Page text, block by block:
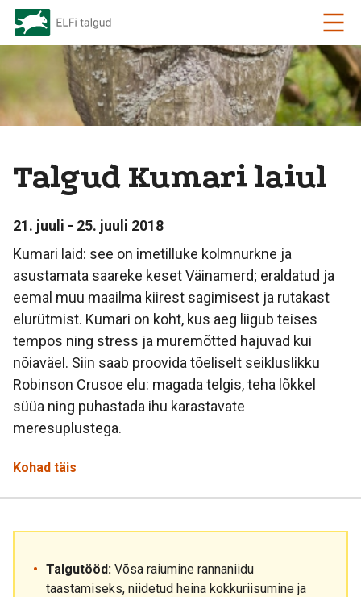
Talgud Kumari laiul
21. juuli - 25. juuli 2018
Kumari laid: see on imetilluke kolmnurkne ja
asustamata saareke keset Väinamerd; eraldatud ja
eemal muu maailma kiirest sagimisest ja rutakast
elurütmist. Kumari on koht, kus aeg liigub teises
tempos ning stress ja muremõtted hajuvad kui
nõiaväel. Siin saab proovida tõeliselt seikluslikku
Robinson Crusoe elu: magada telgis, teha lõkkel
süüa ning puhastada ihu karastavate
meresuplustega.
Kohad täis
Talgutööd: Võsa raiumine rannaniidu
taastamiseks, niidetud heina kokkuriisumine ja